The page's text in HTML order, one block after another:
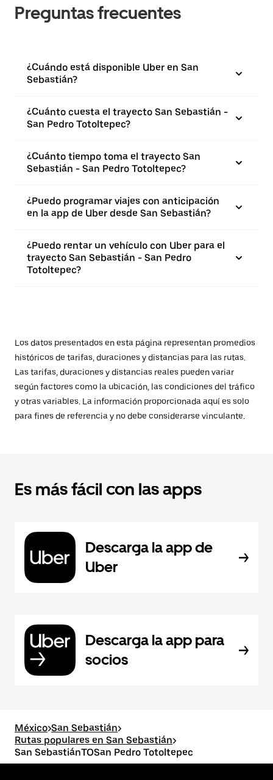
Preguntas frecuentes
¿Cuándo está disponible Uber en San
Sebastián?
¿Cuánto cuesta el trayecto San Sebastián -
San Pedro Totoltepec?
¿Cuánto tiempo toma el trayecto San
Sebastián - San Pedro Totoltepec?
¿Puedo programar viajes con anticipación
en la app de Uber desde San Sebastián?
¿Puedo rentar un vehículo con Uber para el
trayecto San Sebastián - San Pedro
Totoltepec?
Los datos presentados en esta página representan promedios
históricos de tarifas, duraciones y distancias para las rutas.
Las tarifas, duraciones y distancias reales pueden variar
según factores como la ubicación, las condiciones del tráfico
y otras variables. La información proporcionada aquí es solo
para fines de referencia y no debe considerarse vinculante.
Es más fácil con las apps
Descarga la app de
Uber
Descarga la app para
socios
México>San Sebastián>
Rutas populares en San Sebastián>
San SebastiánTOSan Pedro Totoltepec